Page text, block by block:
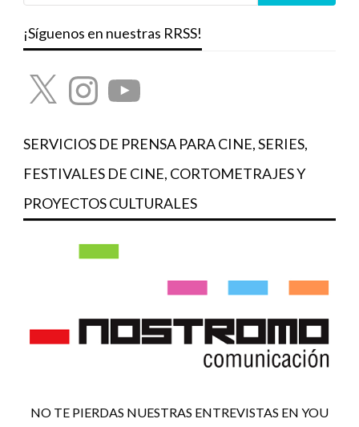
¡Síguenos en nuestras RRSS!
X InstagramYouTube
SERVICIOS DE PRENSA PARA CINE, SERIES,
FESTIVALES DE CINE, CORTOMETRAJES Y
PROYECTOS CULTURALES
NO TE PIERDAS NUESTRAS ENTREVISTAS EN YOU